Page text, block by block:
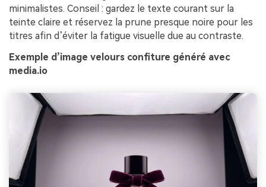
minimalistes. Conseil : gardez le texte courant sur la
teinte claire et réservez la prune presque noire pour les
titres afin d’éviter la fatigue visuelle due au contraste.
Exemple d’image velours confiture généré avec
media.io